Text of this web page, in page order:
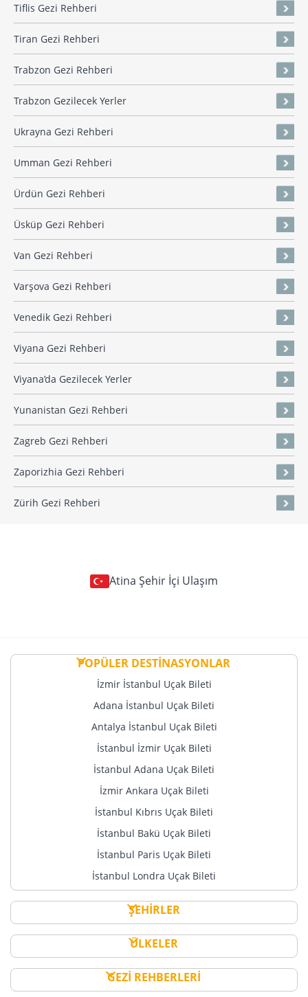
Tiflis Gezi Rehberi
Tiran Gezi Rehberi
Trabzon Gezi Rehberi
Trabzon Gezilecek Yerler
Ukrayna Gezi Rehberi
Umman Gezi Rehberi
Ürdün Gezi Rehberi
Üsküp Gezi Rehberi
Van Gezi Rehberi
Varşova Gezi Rehberi
Venedik Gezi Rehberi
Viyana Gezi Rehberi
Viyana’da Gezilecek Yerler
Yunanistan Gezi Rehberi
Zagreb Gezi Rehberi
Zaporizhia Gezi Rehberi
Zürih Gezi Rehberi
Atina Şehir İçi Ulaşım
POPÜLER DESTİNASYONLAR
İzmir İstanbul Uçak Bileti
Adana İstanbul Uçak Bileti
Antalya İstanbul Uçak Bileti
İstanbul İzmir Uçak Bileti
İstanbul Adana Uçak Bileti
İzmir Ankara Uçak Bileti
İstanbul Kıbrıs Uçak Bileti
İstanbul Bakü Uçak Bileti
İstanbul Paris Uçak Bileti
İstanbul Londra Uçak Bileti
ŞEHİRLER
ÜLKELER
GEZİ REHBERLERİ